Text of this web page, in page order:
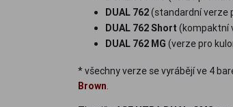
DUAL 762(standardní verze
DUAL 762 Short (kompaktní
DUAL 762 MG (verze pro
* všechny verze se vyrábějí ve 4
Brown.